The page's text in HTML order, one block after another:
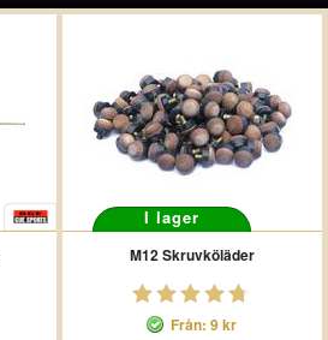
I lager
M12 Skruvköläder
Från: 9 kr